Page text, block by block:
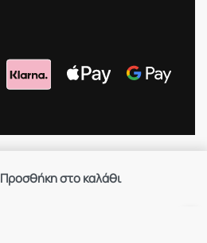
Προσθήκη στο καλάθι